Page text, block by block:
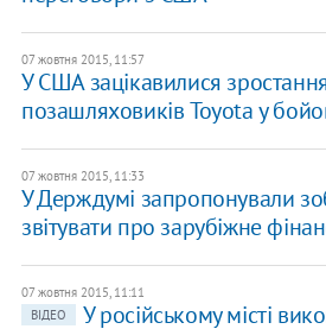
07 жовтня 2015, 11:57
У США зацікавилися
позашляховиків Toyota у
07 жовтня 2015, 11:33
У Держдумі запропонували
звітувати про зарубіжне
07 жовтня 2015, 11:11
ВІДЕО
У російському місті